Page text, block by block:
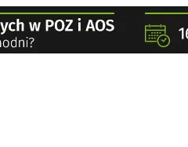
karcie